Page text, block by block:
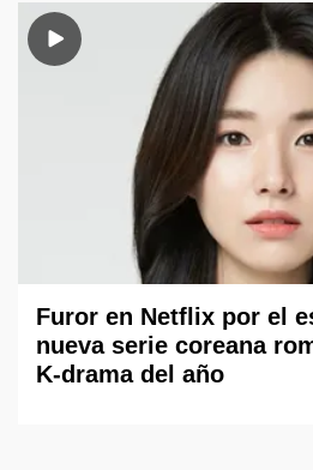
Furor en Netflix por el
nueva serie coreana
K-drama del año